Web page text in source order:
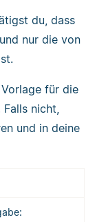
du, dass
nur die von
für die
nicht,
und in deine